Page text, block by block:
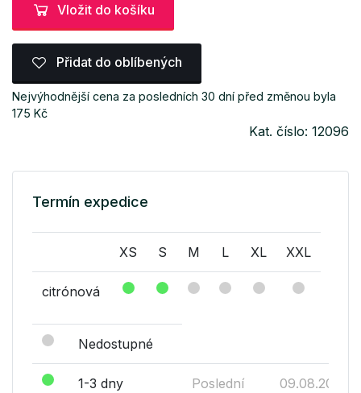
Vložit do košíku
Přidat do oblíbených
Nejvýhodnější cena za posledních 30 dní před změnou byla
175 Kč
Kat. číslo: 12096
Termín expedice
XS S M L XL XXL
citrónová
Nedostupné
1-3 dny
Poslední
09.08.2026